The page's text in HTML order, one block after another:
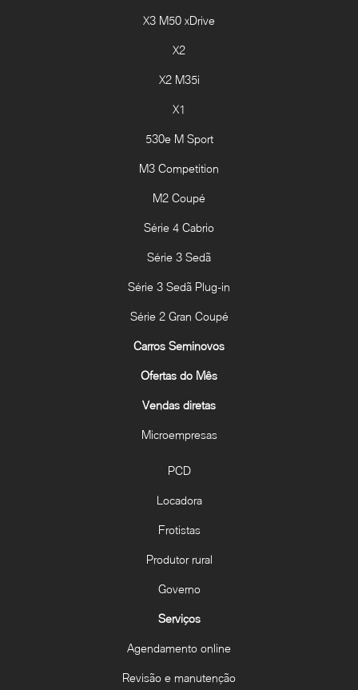
X3 M50 xDrive
X2
X2 M35i
X1
530e M Sport
M3 Competition
M2 Coupé
Série 4 Cabrio
Série 3 Sedã
Série 3 Sedã Plug-in
Série 2 Gran Coupé
Carros Seminovos
Ofertas do Mês
Vendas diretas
Microempresas
PCD
Locadora
Frotistas
Produtor rural
Governo
Serviços
Agendamento online
Revisão e manutenção